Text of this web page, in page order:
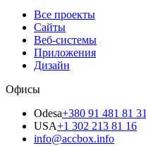
Все проекты
Сайты
Веб-системы
Приложения
Дизайн
Офисы
Odesa+380 91 481 81 31
USA+1 302 213 81 16
info@accbox.info